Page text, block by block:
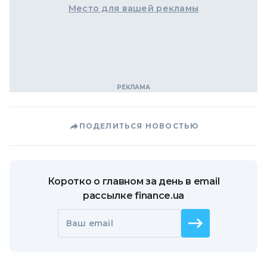
Место для вашей рекламы
ПОДЕЛИТЬСЯ НОВОСТЬЮ
Коротко о главном за день в email
рассылке finance.ua
Ваш email